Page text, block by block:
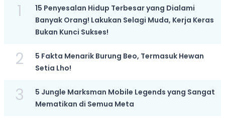
1
15 Penyesalan Hidup Terbesar yang Dialami
Banyak Orang! Lakukan Selagi Muda, Kerja Keras
Bukan Kunci Sukses!
2
5 Fakta Menarik Burung Beo, Termasuk Hewan
Setia Lho!
3
5 Jungle Marksman Mobile Legends yang Sangat
Mematikan di Semua Meta